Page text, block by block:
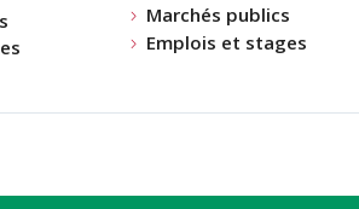
Marchés publics
Emplois et stages